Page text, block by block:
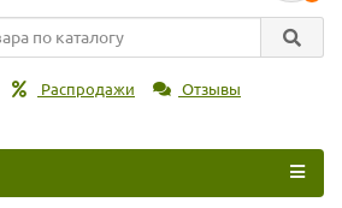
Распродажи
Отзывы